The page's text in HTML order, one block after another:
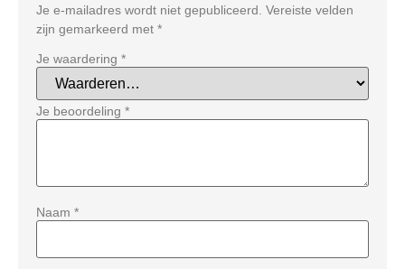
Je e-mailadres wordt niet gepubliceerd. Vereiste velden
zijn gemarkeerd met *
Je waardering *
Je beoordeling *
Naam *